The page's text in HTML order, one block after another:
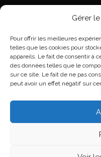
Gérer
Pour offrir les meilleures
telles que les cookies pour
appareils. Le fait de consentir à
des données telles que le
sur ce site. Le fait de ne pas
peut avoir un effet négatif sur
Wishlist
Mentions légales
Conditions générales de vente
© 2026Florence
–